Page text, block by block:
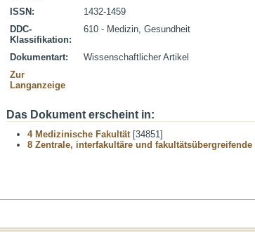
ISSN:
1432-1459
DDC-
Klassifikation:
610 - Medizin, Gesundheit
Dokumentart:
Wissenschaftlicher Artikel
Zur
Langanzeige
Das Dokument erscheint in:
4 Medizinische Fakultät[34851]
8 Zentrale, interfakultäre und